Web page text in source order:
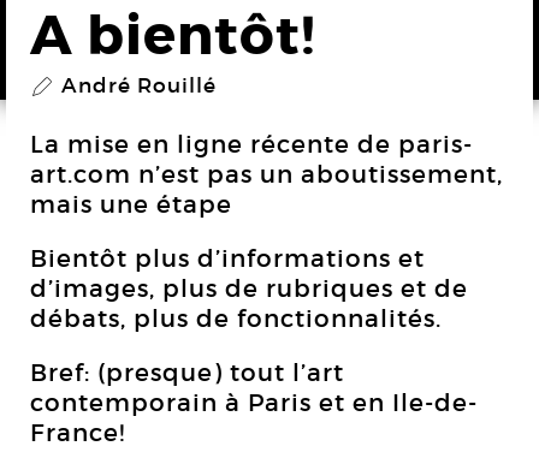
A bientôt!
P André Rouillé
La mise en ligne récente de paris-
art.com n’est pas un aboutissement,
mais une étape
Bientôt plus d’informations et
d’images, plus de rubriques et de
débats, plus de fonctionnalités.
Bref: (presque) tout l’art
contemporain à Paris et en Ile-de-
France!